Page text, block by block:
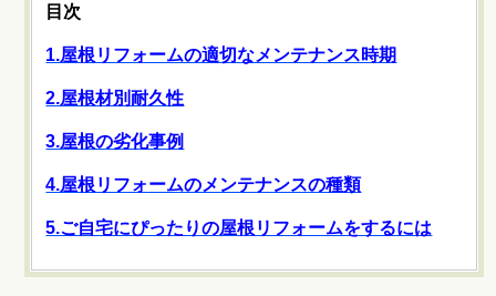
目次
1.屋根リフォームの適切なメンテナンス時期
2.屋根材別耐久性
3.屋根の劣化事例
4.屋根リフォームのメンテナンスの種類
5.ご自宅にぴったりの屋根リフォームをするには